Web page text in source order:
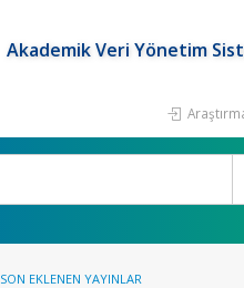
Akademik Veri Yönetim
SON EKLENEN YAYINLAR